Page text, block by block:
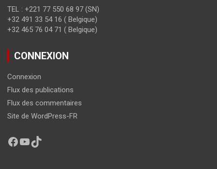
TEL : +221 77 550 68 97 (SN)
+32 491 33 54 16 ( Belgique)
+32 465 76 04 71 ( Belgique)
CONNEXION
Connexion
Flux des publications
Flux des commentaires
Site de WordPress-FR